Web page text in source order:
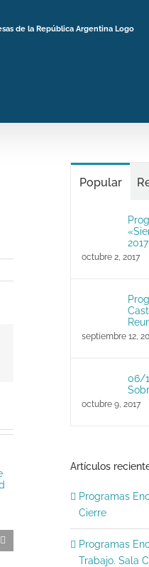
1er. Encuentro
Hispanidad
julio 14, 2026 | Sin
Popular
octubre 2, 2017
septiembre 12,
06/
octubre 9, 2017
Artículos
Programas
Cierre
Programas
Trabajo. Sala